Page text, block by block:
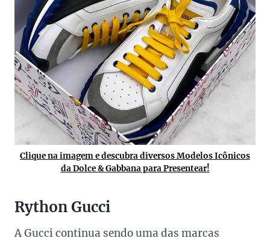
Clique na imagem e descubra diversos Modelos Icônicos
da Dolce & Gabbana para Presentear!
Rython Gucci
A Gucci continua sendo uma das marcas